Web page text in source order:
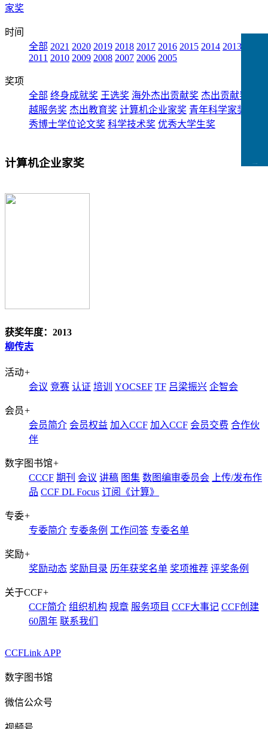
家奖
时间
全部 2021 2020 2019 2018 2017 2016 2015 2014 2013
2011 2010 2009 2008 2007 2006 2005
奖项
全部 终身成就奖 王选奖 海外杰出贡献奖 杰出贡献奖
越服务奖 杰出教育奖 计算机企业家奖 青年科学家奖
秀博士学位论文奖 科学技术奖 优秀大学生奖
计算机企业家奖
获奖年度：2013
柳传志
活动+
会议 竞赛 认证 培训 YOCSEF TF 吕梁振兴 企智会
会员+
会员简介 会员权益 加入CCF 加入CCF 会员交费 合作伙
伴
数字图书馆+
CCCF 期刊 会议 讲稿 图集 数图编审委员会
上传/发布作
品 CCF DL Focus 订阅《计算》
专委+
专委简介 专委条例 工作问答 专委名单
奖励+
奖励动态 奖励目录 历年获奖名单 奖项推荐 评奖条例
关于CCF+
CCF简介 组织机构 规章 服务项目 CCF大事记 CCF创建
60周年 联系我们
CCFLink APP
数字图书馆
微信公众号